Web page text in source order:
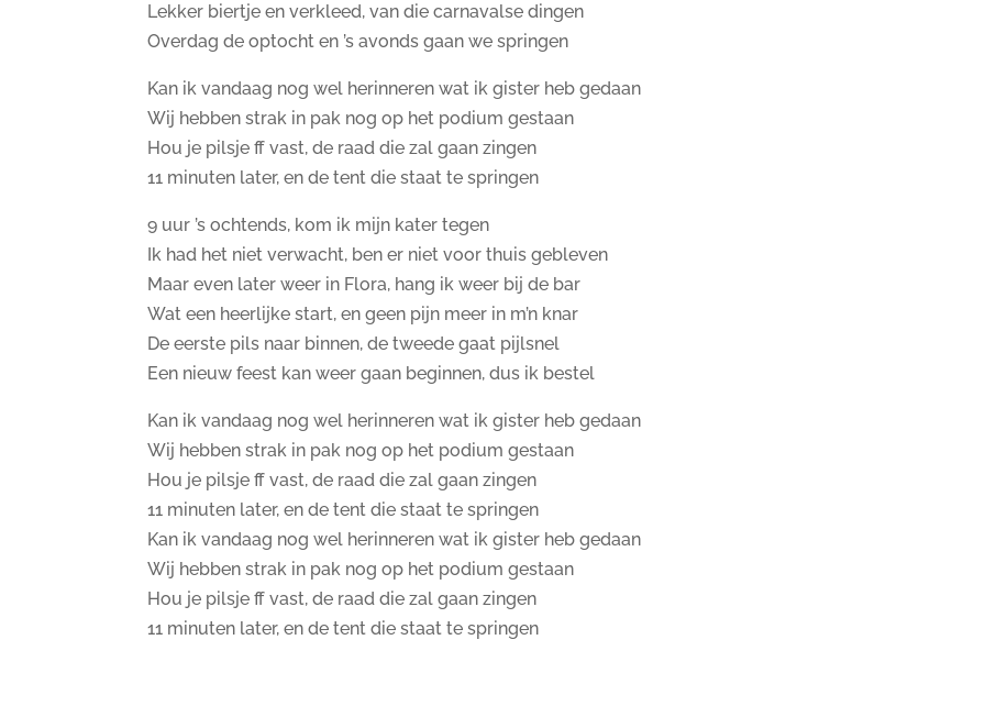
Lekker biertje en verkleed, van die carnavalse dingen
Overdag de optocht en ’s avonds gaan we springen
Kan ik vandaag nog wel herinneren wat ik gister heb gedaan
Wij hebben strak in pak nog op het podium gestaan
Hou je pilsje ff vast, de raad die zal gaan zingen
11 minuten later, en de tent die staat te springen
9 uur ’s ochtends, kom ik mijn kater tegen
Ik had het niet verwacht, ben er niet voor thuis gebleven
Maar even later weer in Flora, hang ik weer bij de bar
Wat een heerlijke start, en geen pijn meer in m’n knar
De eerste pils naar binnen, de tweede gaat pijlsnel
Een nieuw feest kan weer gaan beginnen, dus ik bestel
Kan ik vandaag nog wel herinneren wat ik gister heb gedaan
Wij hebben strak in pak nog op het podium gestaan
Hou je pilsje ff vast, de raad die zal gaan zingen
11 minuten later, en de tent die staat te springen
Kan ik vandaag nog wel herinneren wat ik gister heb gedaan
Wij hebben strak in pak nog op het podium gestaan
Hou je pilsje ff vast, de raad die zal gaan zingen
11 minuten later, en de tent die staat te springen